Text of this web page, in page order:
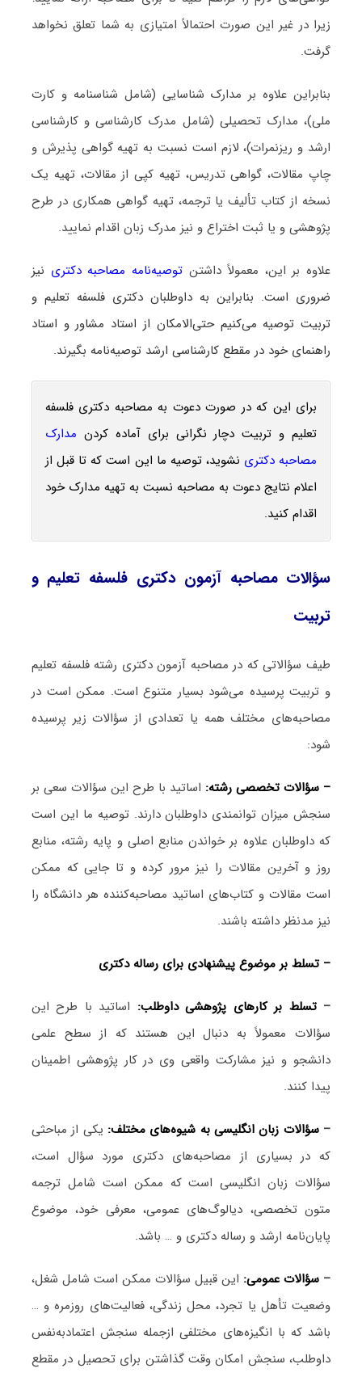
زیرا در غیر این صورت احتمالاً امتیازی به شما تعلق نخواهد
گرفت.
بنابراین علاوه بر مدارک شناسایی (شامل شناسنامه و کارت
ملی)، مدارک تحصیلی (شامل مدرک کارشناسی و کارشناسی
ارشد و ریزنمرات)، لازم است نسبت به تهیه گواهی پذیرش و
چاپ مقالات، گواهی تدریس، تهیه کپی از مقالات، تهیه یک
نسخه از کتاب تألیف یا ترجمه، تهیه گواهی همکاری در طرح
پژوهشی و یا ثبت اختراع و نیز مدرک زبان اقدام نمایید.
علاوه بر این، معمولاً داشتنتوصیه‌نامه مصاحبه دکتری نیز
ضروری است. بنابراین به داوطلبان دکتری فلسفه تعلیم و
تربیت توصیه می‌کنیم حتی‌الامکان از استاد مشاور و استاد
راهنمای خود در مقطع کارشناسی ارشد توصیه‌نامه بگیرند.
برای این که در صورت دعوت به مصاحبه دکتری فلسفه
تعلیم و تربیت دچار نگرانی برای آماده کردن مدارک
مصاحبه دکتری نشوید، توصیه ما این است که تا قبل از
اعلام نتایج دعوت به مصاحبه نسبت به تهیه مدارک خود
اقدام کنید.
سؤالات مصاحبه آزمون دکتری فلسفه تعلیم و
تربیت
طیف سؤالاتی که در مصاحبه آزمون دکتری رشته فلسفه تعلیم
و تربیت پرسیده می‌شود بسیار متنوع است. ممکن است در
مصاحبه‌های مختلف همه یا تعدادی از سؤالات زیر پرسیده
شود:
– سؤالات تخصصی رشته: اساتید با طرح این سؤالات سعی بر
سنجش میزان توانمندی داوطلبان دارند. توصیه ما این است
که داوطلبان علاوه بر خواندن منابع اصلی و پایه رشته، منابع
روز و آخرین مقالات را نیز مرور کرده و تا جایی که ممکن
است مقالات و کتاب‌های اساتید مصاحبه‌کننده هر دانشگاه را
نیز مدنظر داشته باشند.
– تسلط بر موضوع پیشنهادی برای رساله دکتری
–تسلط بر کارهای پژوهشی داوطلب: اساتید با طرح این
سؤالات معمولاً به دنبال این هستند که از سطح علمی
دانشجو و نیز مشارکت واقعی وی در کار پژوهشی اطمینان
پیدا کنند.
– سؤالات زبان انگلیسی به شیوه‌های مختلف: یکی از مباحثی
که در بسیاری از مصاحبه‌های دکتری مورد سؤال است،
سؤالات زبان انگلیسی است که ممکن است شامل ترجمه
متون تخصصی، دیالوگ‌های عمومی، معرفی خود، موضوع
پایان‌نامه ارشد و رساله دکتری و … باشد.
– سؤالات عمومی: این قبیل سؤالات ممکن است شامل شغل،
وضعیت تأهل یا تجرد، محل زندگی، فعالیت‌های روزمره و …
باشد که با انگیزه‌های مختلفی ازجمله سنجش اعتمادبه‌نفس
داوطلب، سنجش امکان وقت گذاشتن برای تحصیل در مقطع